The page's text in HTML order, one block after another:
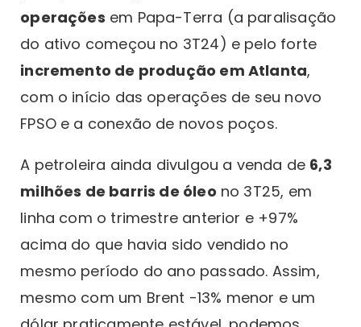
operações em Papa-Terra (a paralisação
do ativo começou no 3T24) e pelo forte
incremento de produção em Atlanta,
com o início das operações de seu novo
FPSO e a conexão de novos poços.
A petroleira ainda divulgou a venda de 6,3
milhões de barris de óleo no 3T25, em
linha com o trimestre anterior e +97%
acima do que havia sido vendido no
mesmo período do ano passado. Assim,
mesmo com um Brent -13% menor e um